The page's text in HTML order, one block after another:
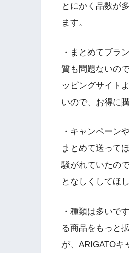
とにかく品数が
ます。
・まとめてブラ
質も問題ないの
ッピングサイト
いので、お得に
・キャンペーン
まとめて送って
騒がれていたの
となしくしてほし
・種類は多いで
る商品をもっと
が、ARIGATOキ